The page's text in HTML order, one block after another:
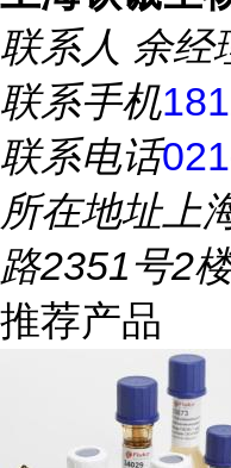
联系人 余经
联系手机
联系电话
所在地址上
路2351号2
推荐产品